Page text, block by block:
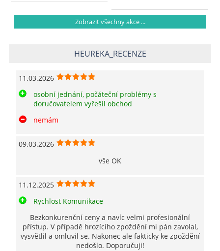
Zobrazit všechny akce ...
HEUREKA_RECENZE
11.03.2026
osobní jednání, počáteční problémy s
doručovatelem vyřešil obchod
nemám
09.03.2026
vše OK
11.12.2025
Rychlost Komunikace
Bezkonkurenční ceny a navíc velmi profesionální
přístup. V případě hrozícího zpoždění mi pán zavolal,
vysvětlil a omluvil se. Nakonec ale fakticky ke zpoždění
nedošlo. Doporučuji!